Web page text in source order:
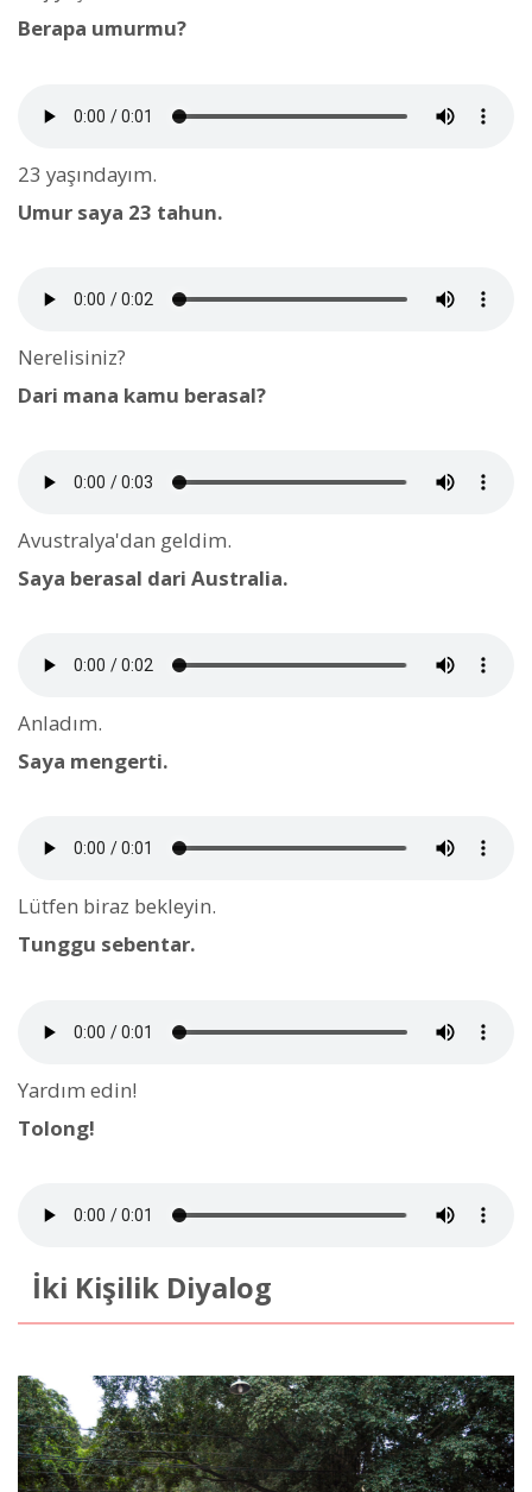
Berapa umurmu?
23 yaşındayım.
Umur saya 23 tahun.
Nerelisiniz?
Dari mana kamu berasal?
Avustralya'dan geldim.
Saya berasal dari Australia.
Anladım.
Saya mengerti.
Lütfen biraz bekleyin.
Tunggu sebentar.
Yardım edin!
Tolong!
İki Kişilik Diyalog